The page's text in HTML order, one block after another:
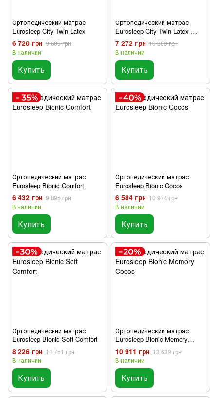
Ортопедический матрас
Eurosleep City Twin Latex
6 720 грн 9 600 грн
В наличии
Купить
Ортопедический матрас
Eurosleep City Twin Latex-
Cocos
7 272 грн 10 389 грн
В наличии
Купить
Ортопедический матрас
Eurosleep Bionic Comfort
6 432 грн 9 895 грн
В наличии
Купить
Ортопедический матрас
Eurosleep Bionic Cocos
6 584 грн 10 974 грн
В наличии
Купить
Ортопедический матрас
Eurosleep Bionic Soft Comfort
8 226 грн 11 751 грн
В наличии
Купить
Ортопедический матрас
Eurosleep Bionic Memory
Cocos
10 911 грн 13 639 грн
В наличии
Купить